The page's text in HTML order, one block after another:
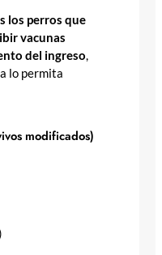
los perros que
vacunas
del ingreso,
lo permita
modificados)